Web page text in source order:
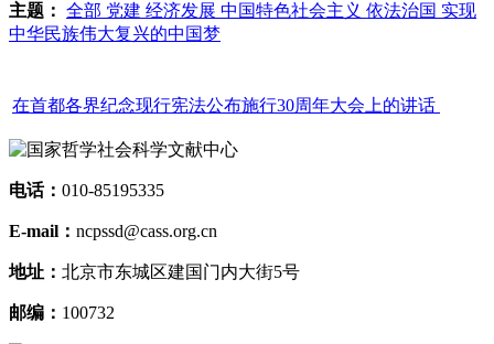
主题： 全部 党建 经济发展 中国特色社会主义 依法治国 实现
中华民族伟大复兴的中国梦
在首都各界纪念现行宪法公布施行30周年大会上的讲话
电话： 010-85195335
E-mail： ncpssd@cass.org.cn
地址： 北京市东城区建国门内大街5号
邮编： 100732